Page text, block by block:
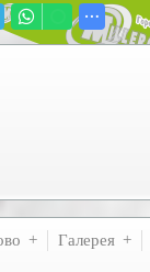
Галерея